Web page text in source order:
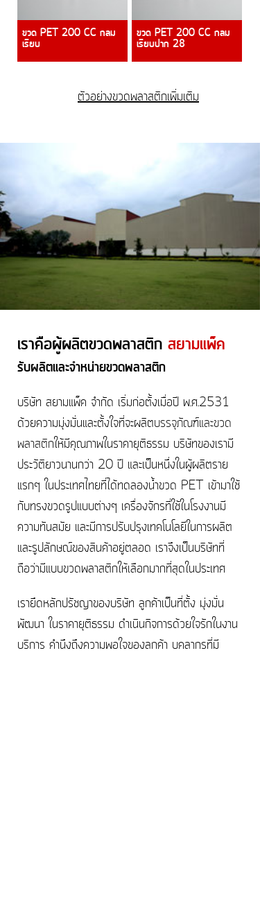
ขวด PET 200 CC กลม
เรียบ
ขวด PET 200 CC กลม
เรียบปาก 28
ตัวอย่างขวดพลาสติกเพิ่มเติม
เราคือผู้ผลิตขวดพลาสติก สยามแพ็ค
รับผลิตและจำหน่ายขวดพลาสติก
บริษัท สยามแพ็ค จำกัด เริ่มก่อตั้งเมื่อปี พ.ศ.2531
ด้วยความมุ่งมั่นและตั้งใจที่จะผลิตบรรจุภัณฑ์และขวด
พลาสติกให้มีคุณภาพในราคายุติธรรม บริษัทของเรามี
ประวัติยาวนานกว่า 20 ปี และเป็นหนึ่งในผู้ผลิตราย
แรกๆ ในประเทศไทยที่ได้ทดลองน้ำขวด PET เข้ามาใช้
กับทรงขวดรูปแบบต่างๆ เครื่องจักรที่ใช้ในโรงงานมี
ความทันสมัย และมีการปรับปรุงเทคโนโลยีในการผลิต
และรูปลักษณ์ของสินค้าอยู่ตลอด เราจึงเป็นบริษัทที่
ถือว่ามีแบบขวดพลาสติกให้เลือกมากที่สุดในประเทศ
เรายึดหลักปรัชญาของบริษัท ลูกค้าเป็นที่ตั้ง มุ่งมั่น
พัฒนา ในราคายุติธรรม ดำเนินกิจการด้วยใจรักในงาน
บริการ คำนึงถึงความพอใจของลูกค้า บุคลากรที่มี